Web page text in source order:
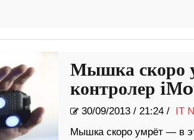
Мышка скоро
контролер
30/09/2013/ 21:24 / IT
Мышка скоро умрёт — в